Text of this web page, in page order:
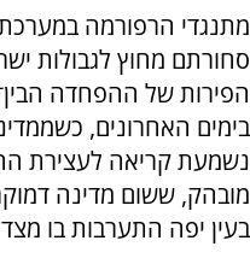
מתנגדי הרפורמה
סחורתם מחוץ לגבולות
הפירות של ההפחדה
בימים האחרונים,
נשמעת קריאה לעצירת
מובהק, ששום מדינה
בעין יפה התערבות בו מצד